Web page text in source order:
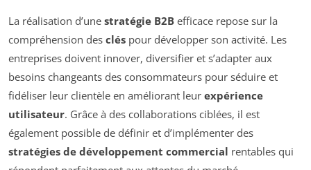
La réalisation d’une stratégie B2B efficace repose sur la
compréhension des clés pour développer son activité. Les
entreprises doivent innover, diversifier et s’adapter aux
besoins changeants des consommateurs pour séduire et
fidéliser leur clientèle en améliorant leur expérience
utilisateur. Grâce à des collaborations ciblées, il est
également possible de définir et d’implémenter des
stratégies de développement commercial rentables qui